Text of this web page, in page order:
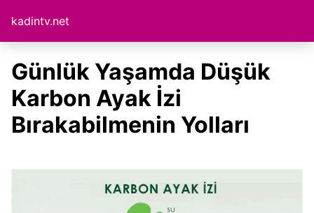
kadintv.net
Günlük Yaşamda Düşük
Karbon Ayak İzi
Bırakabilmenin Yolları